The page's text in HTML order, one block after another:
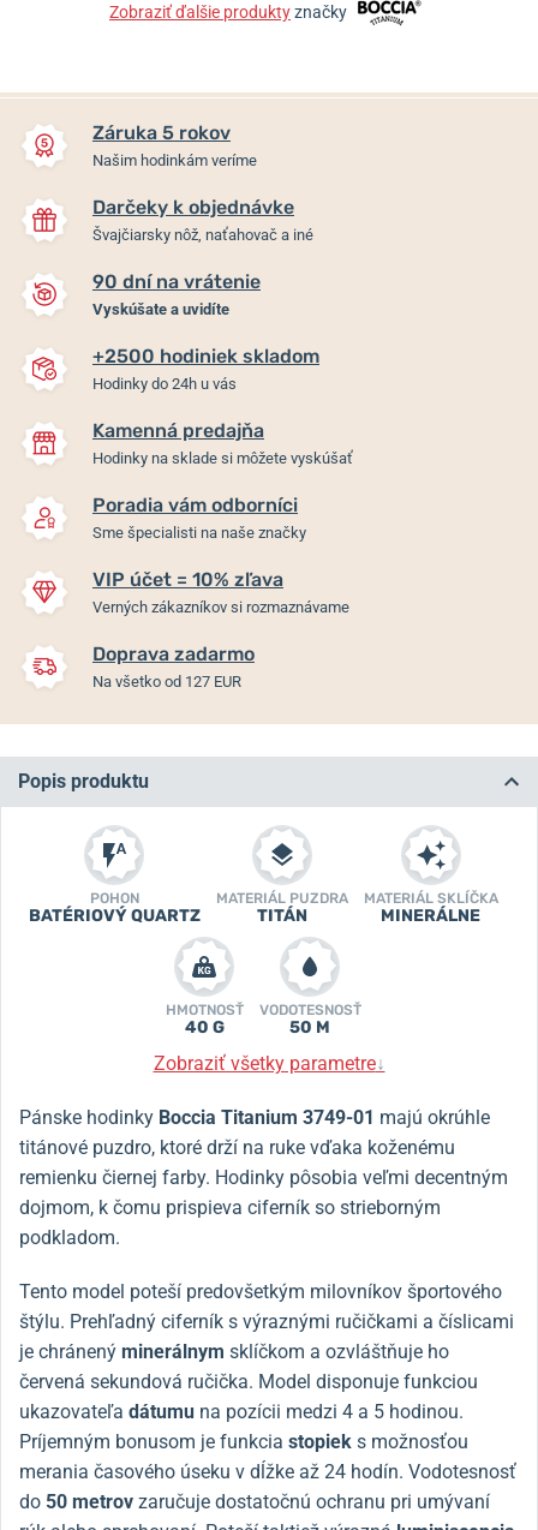
Zobraziť ďalšie produktyznačky
Záruka 5 rokov
Našim hodinkám veríme
Darčeky k objednávke
Švajčiarsky nôž, naťahovač a iné
90 dní na vrátenie
Vyskúšate a uvidíte
+2500 hodiniek skladom
Hodinky do 24h u vás
Kamenná predajňa
Hodinky na sklade si môžete vyskúšať
Poradia vám odborníci
Sme špecialisti na naše značky
VIP účet = 10% zľava
Verných zákazníkov si rozmaznávame
Doprava zadarmo
Na všetko od 127 EUR
Popis produktu
POHON
BATÉRIOVÝ QUARTZ
MATERIÁL PUZDRA
TITÁN
MATERIÁL SKLÍČKA
MINERÁLNE
HMOTNOSŤ
40 G
VODOTESNOSŤ
50 M
Zobraziť všetky parametre↓
Pánske hodinky Boccia Titanium 3749-01 majú okrúhle
titánové puzdro, ktoré drží na ruke vďaka koženému
remienku čiernej farby. Hodinky pôsobia veľmi decentným
dojmom, k čomu prispieva ciferník so strieborným
podkladom.
Tento model poteší predovšetkým milovníkov športového
štýlu. Prehľadný ciferník s výraznými ručičkami a číslicami
je chránený minerálnym sklíčkom a ozvláštňuje ho
červená sekundová ručička. Model disponuje funkciou
ukazovateľa dátumu na pozícii medzi 4 a 5 hodinou.
Príjemným bonusom je funkcia stopiek s možnosťou
merania časového úseku v dĺžke až 24 hodín. Vodotesnosť
do 50 metrov zaručuje dostatočnú ochranu pri umývaní